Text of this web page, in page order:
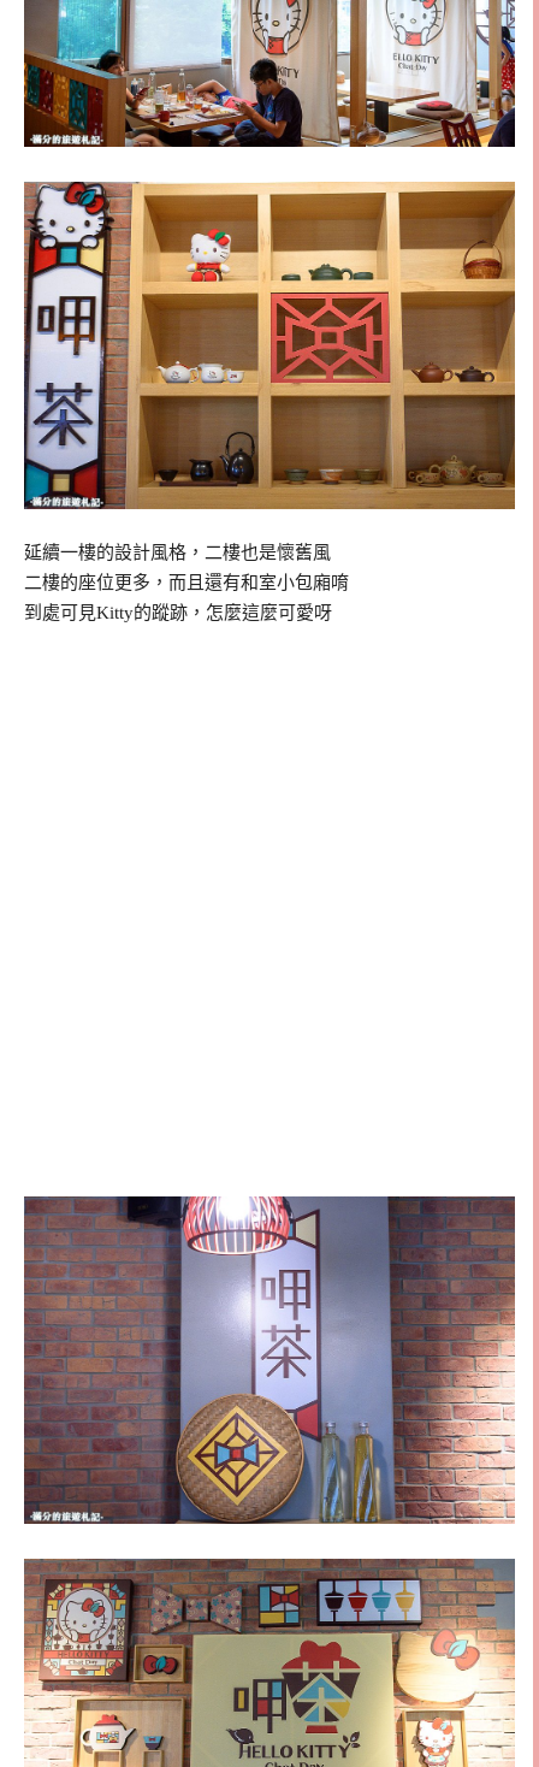
延續一樓的設計風格，二樓也是懷舊風
二樓的座位更多，而且還有和室小包廂唷
到處可見Kitty的蹤跡，怎麼這麼可愛呀